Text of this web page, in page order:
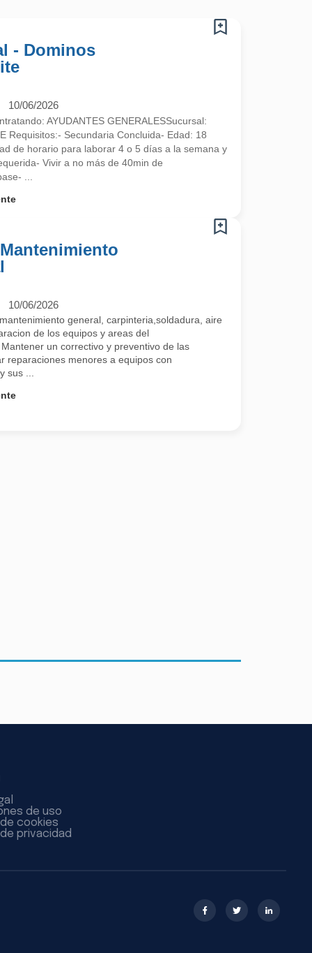
- Dominos
10/06/2026
AYUDANTES GENERALESSucursal:
Requisitos:- Secundaria Concluida- Edad: 18
de horario para laborar 4 o 5 días a la semana y
Vivir a no más de 40min de
...
10/06/2026
general, carpinteria,soldadura, aire
de los equipos y areas del
un correctivo y preventivo de las
reparaciones menores a equipos con
sus ...
de uso
cookies
privacidad